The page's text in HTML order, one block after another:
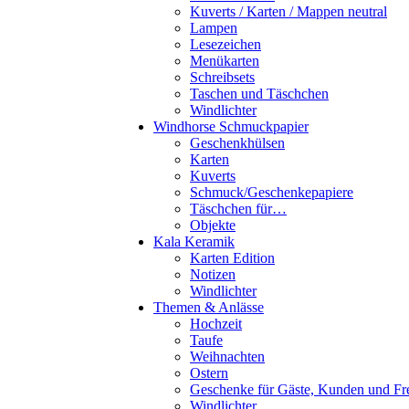
Kuverts / Karten / Mappen neutral
Lampen
Lesezeichen
Menükarten
Schreibsets
Taschen und Täschchen
Windlichter
Windhorse Schmuckpapier
Geschenkhülsen
Karten
Kuverts
Schmuck/Geschenkepapiere
Täschchen für…
Objekte
Kala Keramik
Karten Edition
Notizen
Windlichter
Themen & Anlässe
Hochzeit
Taufe
Weihnachten
Ostern
Geschenke für Gäste, Kunden und
Windlichter